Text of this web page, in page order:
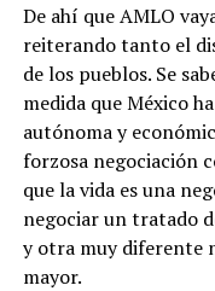
De ahí que AMLO
reiterando tanto el
de los pueblos. Se
medida que México
autónoma y
forzosa negociación
que la vida es una
negociar un tratado
y otra muy diferente
mayor.